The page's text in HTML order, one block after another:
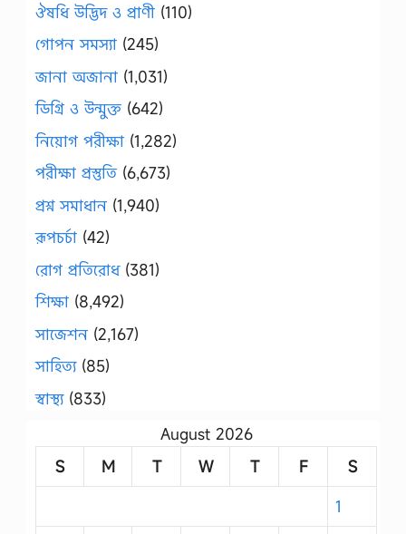
ঔষধি উদ্ভিদ ও প্রাণী (110)
গোপন সমস্যা (245)
জানা অজানা (1,031)
ডিগ্রি ও উন্মুক্ত (642)
নিয়োগ পরীক্ষা (1,282)
পরীক্ষা প্রস্তুতি (6,673)
প্রশ্ন সমাধান (1,940)
রূপচর্চা (42)
রোগ প্রতিরোধ(381)
শিক্ষা (8,492)
সাজেশন (2,167)
সাহিত্য(85)
স্বাস্থ্য(833)
August 2026
S
M T W T F
S
1